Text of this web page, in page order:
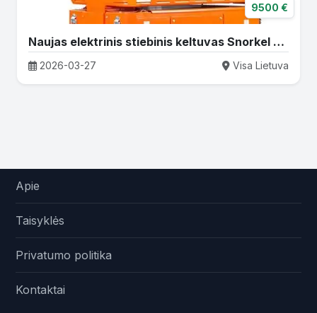
9500 €
Naujas elektrinis stiebinis keltuvas Snorkel TM12
2026-03-27 Visa Lietuva
Apie
Taisyklės
Privatumo politika
Kontaktai